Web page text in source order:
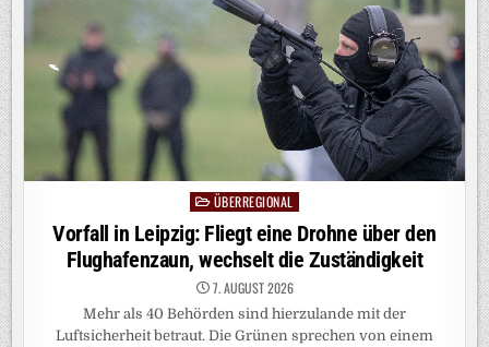
DIE
DROHNE
ZU
BODEN
PostedÜBERREGIONAL
Vorfall in Leipzig: Fliegt eine Drohne über den
Flughafenzaun, wechselt die Zuständigkeit
7. AUGUST 2026
Mehr als 40 Behörden sind hierzulande mit der
Luftsicherheit betraut. Die Grünen sprechen von einem